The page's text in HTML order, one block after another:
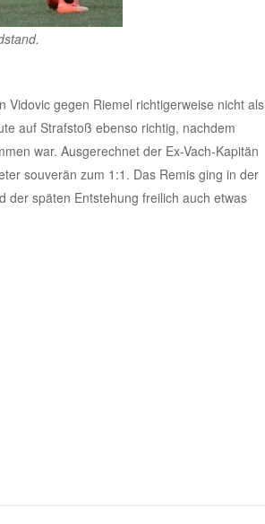
gegen Riemel richtigerweise nicht als
auf Strafstoß ebenso richtig, nachdem
war. Ausgerechnet der Ex-Vach-Kapitän
souverän zum 1:1. Das Remis ging in der
der späten Entstehung freilich auch etwas